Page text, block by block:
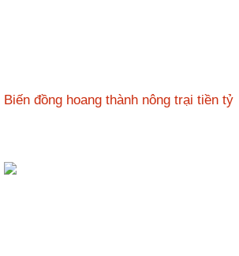
Biến đồng hoang thành nông trại tiền tỷ